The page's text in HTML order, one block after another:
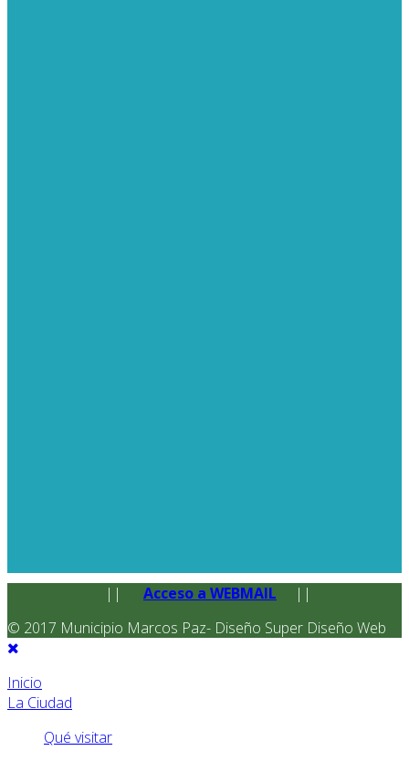
|| Acceso a WEBMAIL
||
© 2017 Municipio Marcos Paz- Diseño Super Diseño Web
Inicio
La Ciudad
Qué visitar